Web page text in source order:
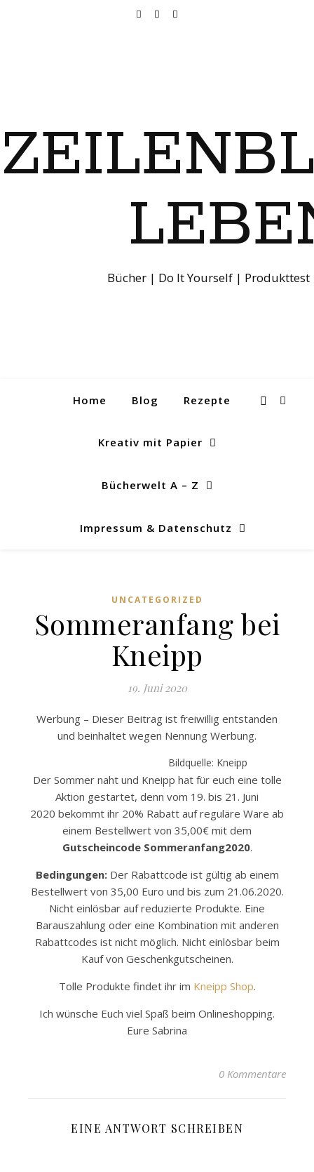
Bücher | Do It Yourself | Produkttest
Home Blog Rezepte
Kreativ mit Papier
Bücherwelt A – Z
Impressum & Datenschutz
UNCATEGORIZED
Sommeranfang bei
Kneipp
19. Juni 2020
Werbung – Dieser Beitrag ist freiwillig entstanden
und beinhaltet wegen Nennung Werbung.
Bildquelle: Kneipp
Der Sommer naht und Kneipp hat für euch eine tolle
Aktion gestartet, denn vom 19. bis 21. Juni
2020 bekommt ihr 20% Rabatt auf reguläre Ware ab
einem Bestellwert von 35,00€ mit dem
Gutscheincode Sommeranfang2020.
Bedingungen:Der Rabattcode ist gültig ab einem
Bestellwert von 35,00 Euro und bis zum 21.06.2020.
Nicht einlösbar auf reduzierte Produkte. Eine
Barauszahlung oder eine Kombination mit anderen
Rabattcodes ist nicht möglich. Nicht einlösbar beim
Kauf von Geschenkgutscheinen.
Tolle Produkte findet ihr im Kneipp Shop.
Ich wünsche Euch viel Spaß beim Onlineshopping.
Eure Sabrina
0 Kommentare
EINE ANTWORT SCHREIBEN